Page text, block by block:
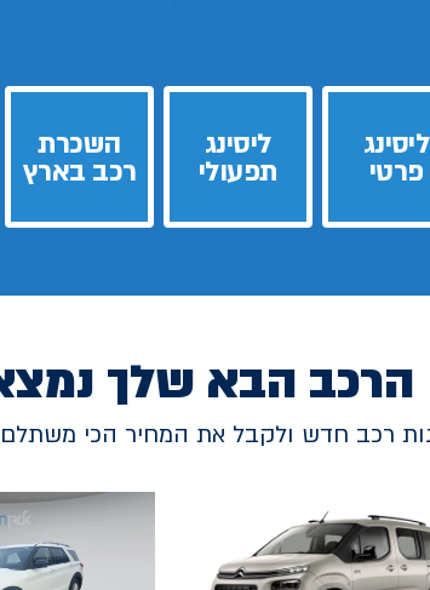
ליסינג
פרטי
ליסינג
תפעולי
השכרת
רכב בארץ
הרכב הבא שלך
רכב חדש ולקבל את המחיר הכי משתלם